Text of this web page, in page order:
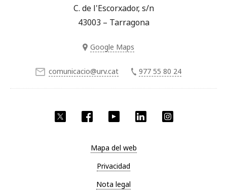
Twitter Facebook YouTube LinkedIn
C. de l'Escorxador, s/n
43003 – Tarragona
Google Maps
comunicacio@urv.cat 977 55 80 24
Mapa del web
Privacidad
Nota legal